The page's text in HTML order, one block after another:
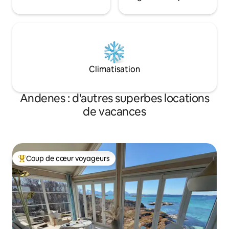
Climatisation
Andenes : d'autres superbes locations
de vacances
Coups de cœur voyageurs les plus appréciés
Coup de cœur voyageurs